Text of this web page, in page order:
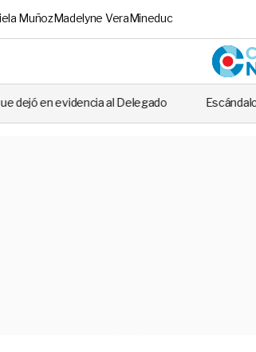
MuñozMadelyne VeraMineduc
Escándalo en el fútbol chileno: